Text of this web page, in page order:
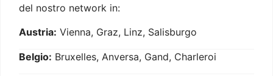
del nostro network in:
Austria: Vienna, Graz, Linz, Salisburgo
Belgio: Bruxelles, Anversa, Gand, Charleroi